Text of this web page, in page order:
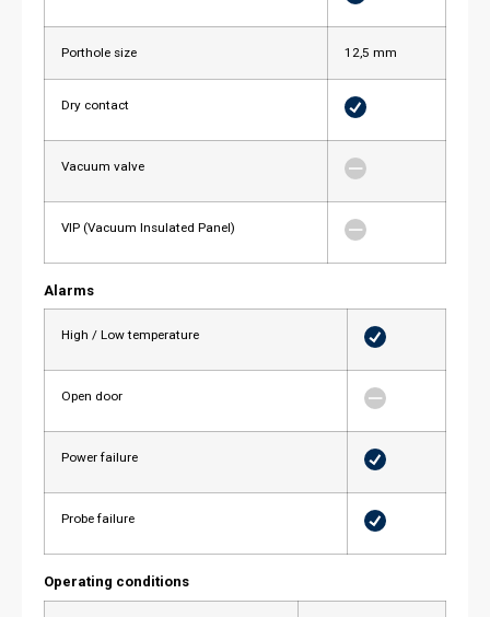
Porthole size 12,5 mm
Dry contact
Vacuum valve
VIP (Vacuum Insulated Panel)
Alarms
High / Low temperature
Open door
Power failure
Probe failure
Operating conditions